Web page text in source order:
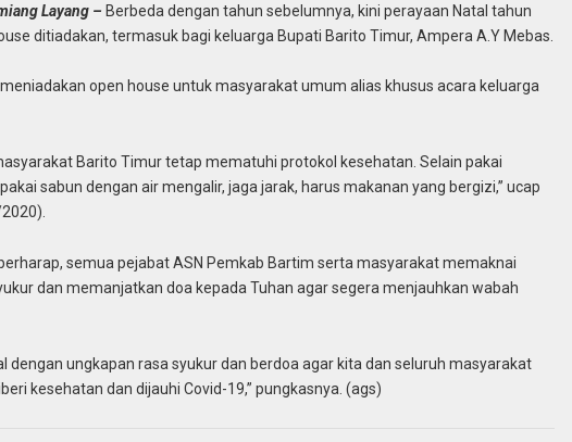
Layang – Berbeda dengan tahun sebelumnya, kini perayaan Natal tahun
ditiadakan, termasuk bagi keluarga Bupati Barito Timur, Ampera A.Y Mebas.
open house untuk masyarakat umum alias khusus acara keluarga
Barito Timur tetap mematuhi protokol kesehatan. Selain pakai
sabun dengan air mengalir, jaga jarak, harus makanan yang bergizi,” ucap
semua pejabat ASN Pemkab Bartim serta masyarakat memaknai
dan memanjatkan doa kepada Tuhan agar segera menjauhkan wabah
dengan ungkapan rasa syukur dan berdoa agar kita dan seluruh masyarakat
kesehatan dan dijauhi Covid-19,” pungkasnya. (ags)